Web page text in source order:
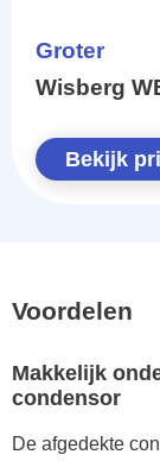
Groter
Wisberg
Bekijk
Voordelen
Makkelijk
condensor
De afgedekte